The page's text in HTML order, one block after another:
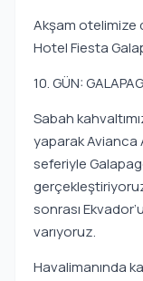
Akşam otelimize
Hotel Fiesta
10. GÜN:
Sabah
yaparak Avianca
seferiyle
sonrası
varıyoruz.
Havalimanında